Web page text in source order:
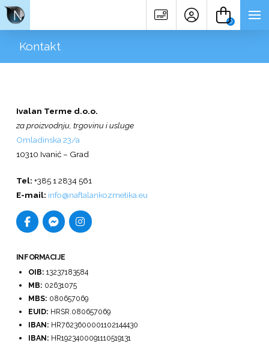
0
Kontakt
Ivalan Terme d.o.o.
za proizvodnju, trgovinu i usluge
Omladinska 23/a
10310 Ivanić – Grad
Tel: +385 1 2834 561
E-mail: info@naftalankozmetika.eu
INFORMACIJE
OIB: 13237183584
MB: 02631075
MBS: 080657069
EUID: HRSR.080657069
IBAN: HR7623600001102144430
IBAN: HR1923400091110519131